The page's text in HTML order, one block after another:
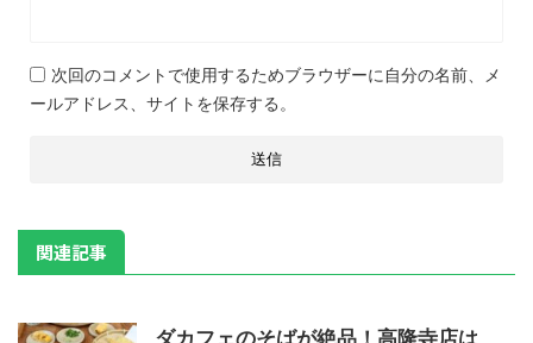
次回のコメントで使用するためブラウザーに自分の名前、メ
ールアドレス、サイトを保存する。
関連記事
ダカフェのそばが絶品！高隆寺店は